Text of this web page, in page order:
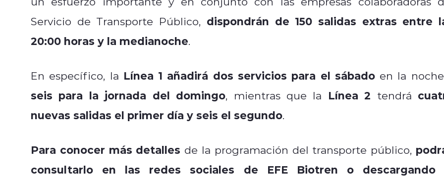
Servicio de Transporte Público, dispondrán de 150 salidas extras entre
20:00 horas y la medianoche.
En específico, la Línea 1 añadirá dos servicios para el sábadoen la
seis para la jornada del domingo, mientras que la Línea 2 tendrá
nuevas salidas el primer día y seis el segundo.
Para conocer más detalles de la programación del transporte público,
consultarlo en las redes sociales de EFE Biotren o descargando